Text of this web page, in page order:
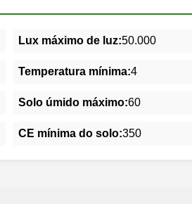
Lux máximo de luz:50.000
Temperatura mínima:4
Solo úmido máximo:60
CE mínima do solo:350